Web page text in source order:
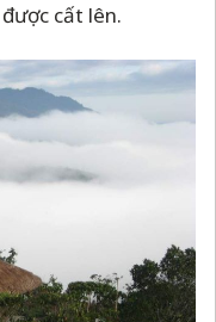
cất lên.